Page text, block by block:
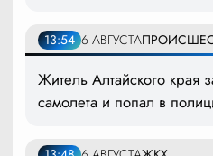
13:54 6 АВГУСТА
Житель Алтайского края
самолета и попал в